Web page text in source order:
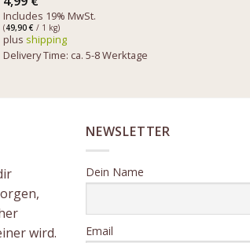
Includes 19% MwSt.
(49,90 € / 1 kg)
plus shipping
Delivery Time: ca. 5-8 Werktage
wird.
NEWSLETTER
Dein Name
Email